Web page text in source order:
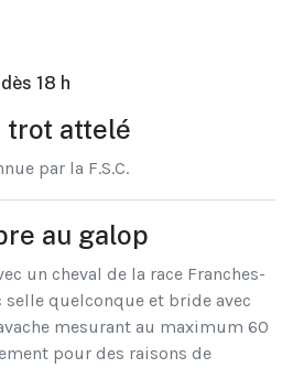
18 h
trot attelé
par la F.S.C.
au galop
un cheval de la race Franches-
selle quelconque et bride avec
mesurant au maximum 60
pour des raisons de